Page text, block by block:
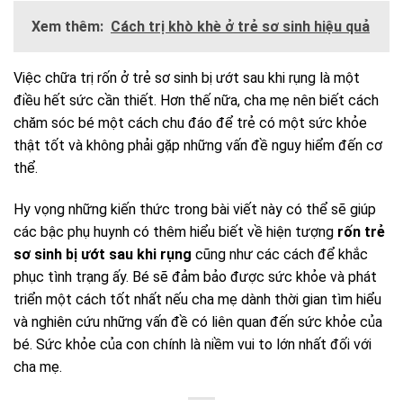
Xem thêm: Cách trị khò khè ở trẻ sơ sinh hiệu quả
Việc chữa trị rốn ở trẻ sơ sinh bị ướt sau khi rụng là một
điều hết sức cần thiết. Hơn thế nữa, cha mẹ nên biết cách
chăm sóc bé một cách chu đáo để trẻ có một sức khỏe
thật tốt và không phải gặp những vấn đề nguy hiểm đến cơ
thể.
Hy vọng những kiến thức trong bài viết này có thể sẽ giúp
các bậc phụ huynh có thêm hiểu biết về hiện tượng rốn trẻ
sơ sinh bị ướt sau khi rụng cũng như các cách để khắc
phục tình trạng ấy. Bé sẽ đảm bảo được sức khỏe và phát
triển một cách tốt nhất nếu cha mẹ dành thời gian tìm hiểu
và nghiên cứu những vấn đề có liên quan đến sức khỏe của
bé. Sức khỏe của con chính là niềm vui to lớn nhất đối với
cha mẹ.